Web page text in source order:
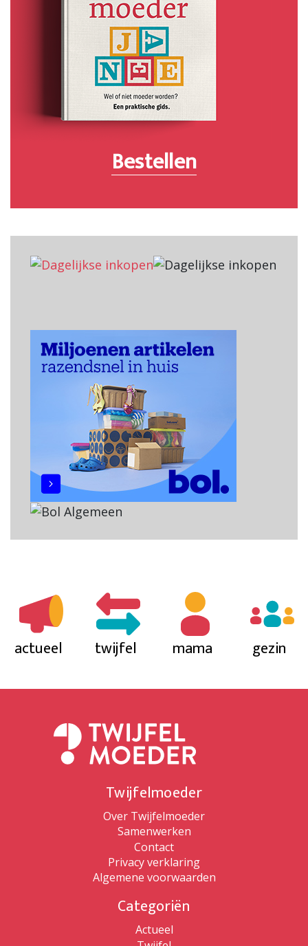
Bestellen
actueel twijfel mama gezin
Twijfelmoeder
Over Twijfelmoeder
Samenwerken
Contact
Privacy verklaring
Algemene voorwaarden
Categoriën
Actueel